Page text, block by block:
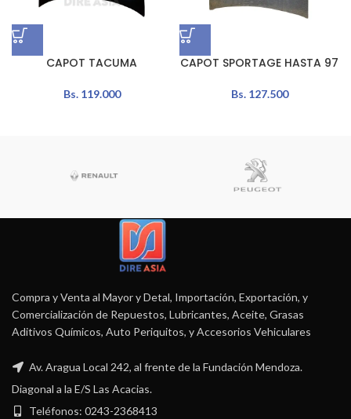
CAPOT TACUMA
Bs.119.000
CAPOT SPORTAGE HASTA 97
Bs.127.500
Compra y Venta al Mayor y Detal, Importación, Exportación, y
Comercialización de Repuestos, Lubricantes, Aceite, Grasas
Aditivos Químicos, Auto Periquitos, y Accesorios Vehiculares
Av. Aragua Local 242, al frente de la Fundación Mendoza.
Diagonal a la E/S Las Acacias.
Teléfonos: 0243-2368413